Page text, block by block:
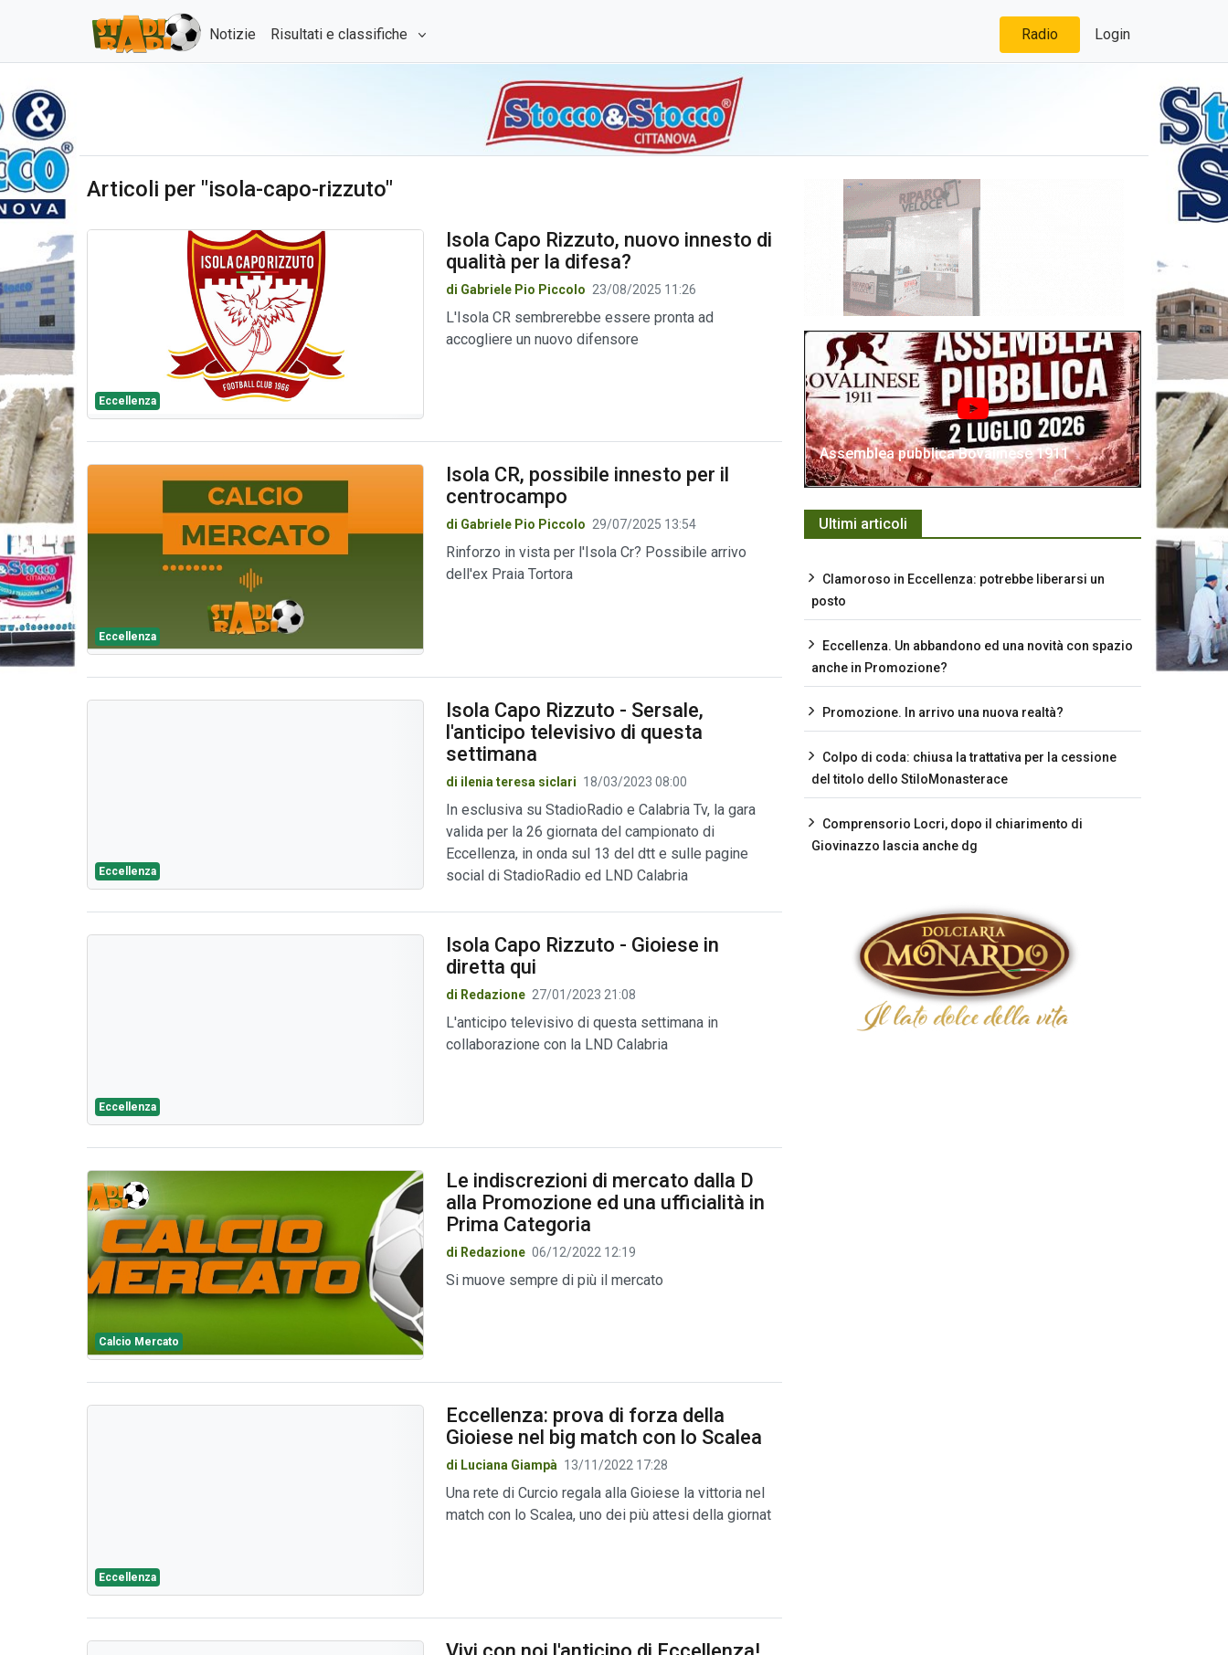
Notizie Risultati e classifiche Radio Login
Articoli per "isola-capo-rizzuto"
Eccellenza
Isola Capo Rizzuto, nuovo innesto di
qualità per la difesa?
di Gabriele Pio Piccolo 23/08/2025 11:26
L'Isola CR sembrerebbe essere pronta ad
accogliere un nuovo difensore
Eccellenza
Isola CR, possibile innesto per il
centrocampo
di Gabriele Pio Piccolo 29/07/2025 13:54
Rinforzo in vista per l'Isola Cr? Possibile arrivo
dell'ex Praia Tortora
Eccellenza
Isola Capo Rizzuto - Sersale,
l'anticipo televisivo di questa
settimana
di ilenia teresa siclari 18/03/2023 08:00
In esclusiva su StadioRadio e Calabria Tv, la gara
valida per la 26 giornata del campionato di
Eccellenza, in onda sul 13 del dtt e sulle pagine
social di StadioRadio ed LND Calabria
Eccellenza
Isola Capo Rizzuto - Gioiese in
diretta qui
di Redazione 27/01/2023 21:08
L'anticipo televisivo di questa settimana in
collaborazione con la LND Calabria
Calcio Mercato
Le indiscrezioni di mercato dalla D
alla Promozione ed una ufficialità in
Prima Categoria
di Redazione 06/12/2022 12:19
Si muove sempre di più il mercato
Eccellenza
Eccellenza: prova di forza della
Gioiese nel big match con lo Scalea
di Luciana Giampà 13/11/2022 17:28
Una rete di Curcio regala alla Gioiese la vittoria nel
match con lo Scalea, uno dei più attesi della giornat
Assemblea pubblica Bovalinese 1911
Ultimi articoli
Clamoroso in Eccellenza: potrebbe liberarsi un
posto
Eccellenza. Un abbandono ed una novità con spazio
anche in Promozione?
Promozione. In arrivo una nuova realtà?
Colpo di coda: chiusa la trattativa per la cessione
del titolo dello StiloMonasterace
Comprensorio Locri, dopo il chiarimento di
Giovinazzo lascia anche dg